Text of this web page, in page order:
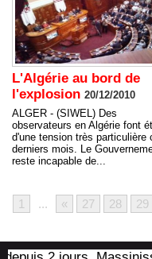
L'Algérie au bord de
l'explosion 20/12/2010
ALGER - (SIWEL) Des
observateurs en Algérie font
d'une tension très particulière
derniers mois. Le
reste incapable de...
1 ... « 27 28 29